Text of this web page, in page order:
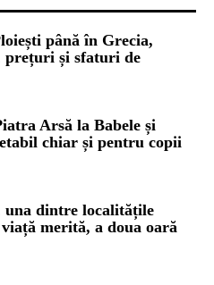
până în Grecia,
prețuri și sfaturi de
Arsă la Babele și
chiar și pentru copii
dintre localitățile
merită, a doua oară